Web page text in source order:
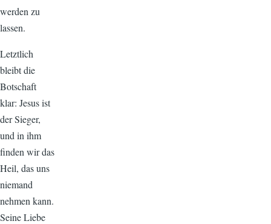
werden zu
lassen.
Letztlich
bleibt die
Botschaft
klar: Jesus ist
der Sieger,
und in ihm
finden wir das
Heil, das uns
niemand
nehmen kann.
Seine Liebe